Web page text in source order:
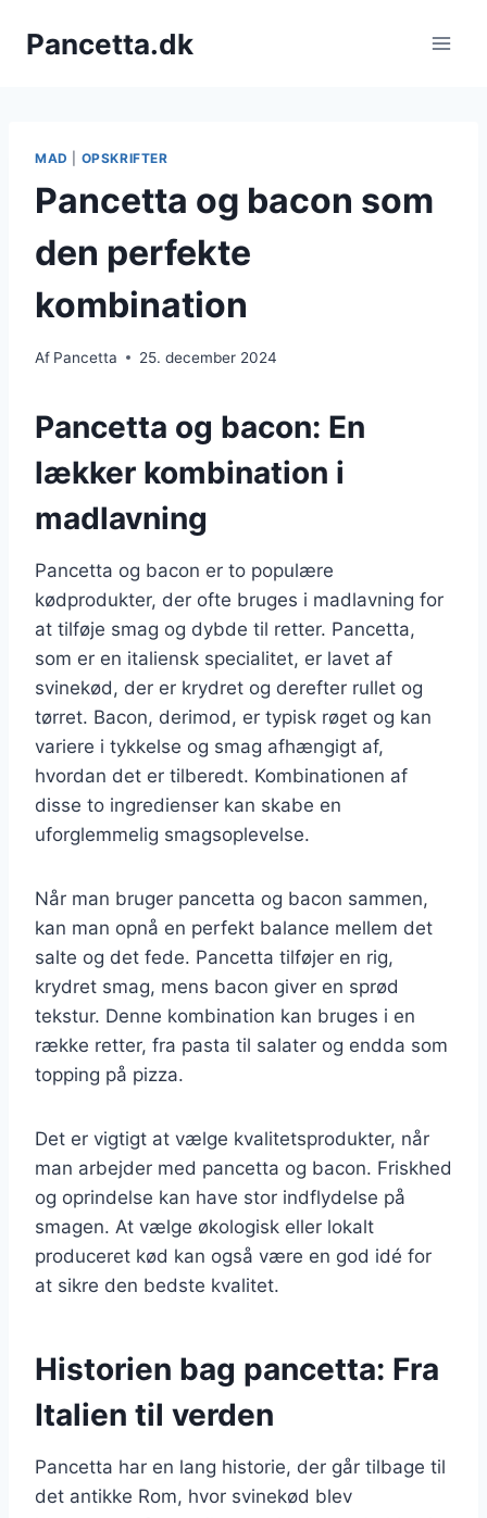
Pancetta.dk
MAD OPSKRIFTER
Pancetta og bacon som
den perfekte
kombination
Af Pancetta 25. december 2024
Pancetta og bacon: En
lækker kombination i
madlavning
Pancetta og bacon er to populære
kødprodukter, der ofte bruges i madlavning for
at tilføje smag og dybde til retter. Pancetta,
som er en italiensk specialitet, er lavet af
svinekød, der er krydret og derefter rullet og
tørret. Bacon, derimod, er typisk røget og kan
variere i tykkelse og smag afhængigt af,
hvordan det er tilberedt. Kombinationen af
disse to ingredienser kan skabe en
uforglemmelig smagsoplevelse.
Når man bruger pancetta og bacon sammen,
kan man opnå en perfekt balance mellem det
salte og det fede. Pancetta tilføjer en rig,
krydret smag, mens bacon giver en sprød
tekstur. Denne kombination kan bruges i en
række retter, fra pasta til salater og endda som
topping på pizza.
Det er vigtigt at vælge kvalitetsprodukter, når
man arbejder med pancetta og bacon. Friskhed
og oprindelse kan have stor indflydelse på
smagen. At vælge økologisk eller lokalt
produceret kød kan også være en god idé for
at sikre den bedste kvalitet.
Historien bag pancetta: Fra
Italien til verden
Pancetta har en lang historie, der går tilbage til
det antikke Rom, hvor svinekød blev